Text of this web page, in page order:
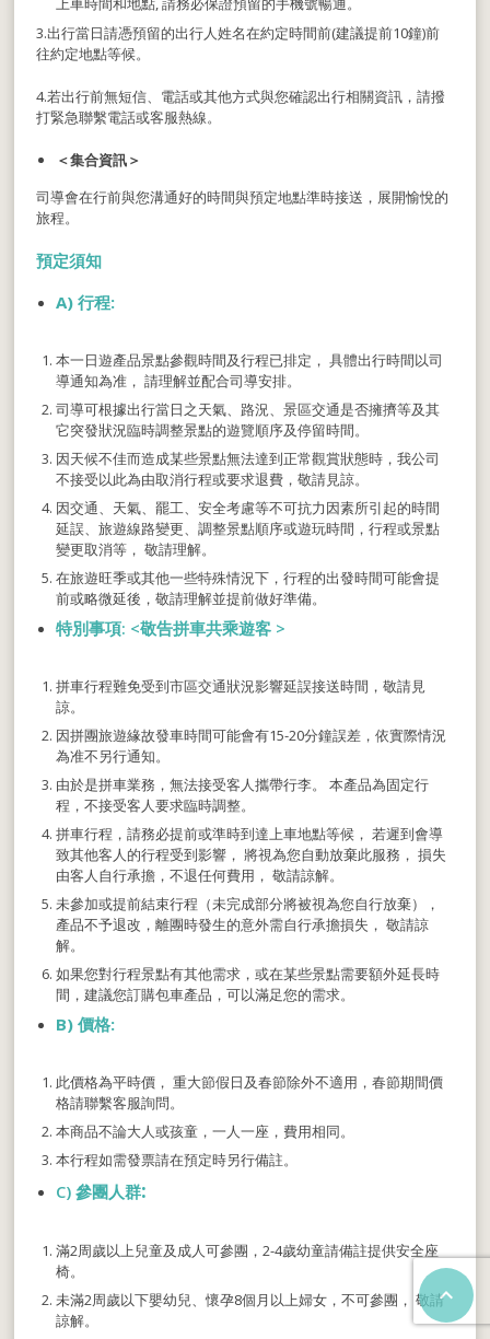
3.出行當日請憑預留的出行人姓名在約定時間前(建議提前10鐘)前
往約定地點等候。
4.若出行前無短信、電話或其他方式與您確認出行相關資訊，請撥
打緊急聯繫電話或客服熱線。
＜集合資訊＞
司導會在行前與您溝通好的時間與預定地點準時接送，展開愉悅的
旅程。
預定須知
A)行程:
本一日遊產品景點參觀時間及行程已排定， 具體出行時間以司
導通知為准， 請理解並配合司導安排。
司導可根據出行當日之天氣、路況、景區交通是否擁擠等及其
它突發狀況臨時調整景點的遊覽順序及停留時間。
因天候不佳而造成某些景點無法達到正常觀賞狀態時，我公司
不接受以此為由取消行程或要求退費，敬請見諒。
因交通、天氣、罷工、安全考慮等不可抗力因素所引起的時間
延誤、旅遊線路變更、調整景點順序或遊玩時間，行程或景點
變更取消等， 敬請理解。
在旅遊旺季或其他一些特殊情況下，行程的出發時間可能會提
前或略微延後，敬請理解並提前做好準備。
特別事項: <敬告拼車共乘遊客 >
拼車行程難免受到市區交通狀況影響延誤接送時間，敬請見
諒。
因拼團旅遊緣故發車時間可能會有15-20分鐘誤差，依實際情況
為准不另行通知。
由於是拼車業務，無法接受客人攜帶行李。 本產品為固定行
程，不接受客人要求臨時調整。
拼車行程，請務必提前或準時到達上車地點等候， 若遲到會導
致其他客人的行程受到影響， 將視為您自動放棄此服務， 損失
由客人自行承擔，不退任何費用， 敬請諒解。
未參加或提前結束行程（未完成部分將被視為您自行放棄），
產品不予退改，離團時發生的意外需自行承擔損失， 敬請諒
解。
如果您對行程景點有其他需求，或在某些景點需要額外延長時
間，建議您訂購包車產品，可以滿足您的需求。
B)價格:
此價格為平時價， 重大節假日及春節除外不適用，春節期間價
格請聯繫客服詢問。
本商品不論大人或孩童，一人一座，費用相同。
本行程如需發票請在預定時另行備註。
C) 參團人群:
滿2周歲以上兒童及成人可參團，2-4歲幼童請備註提供安全座
椅。
未滿2周歲以下嬰幼兒、懷孕8個月以上婦女，不可參團， 敬請
諒解。
